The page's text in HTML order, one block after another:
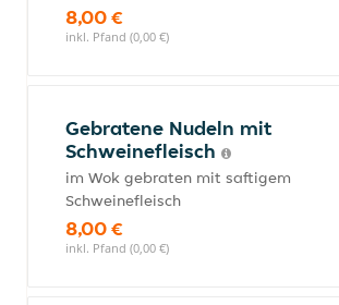
8,00 €
inkl. Pfand (0,00 €)
Gebratene Nudeln mit
Schweinefleisch
im Wok gebraten mit saftigem
Schweinefleisch
8,00 €
inkl. Pfand (0,00 €)